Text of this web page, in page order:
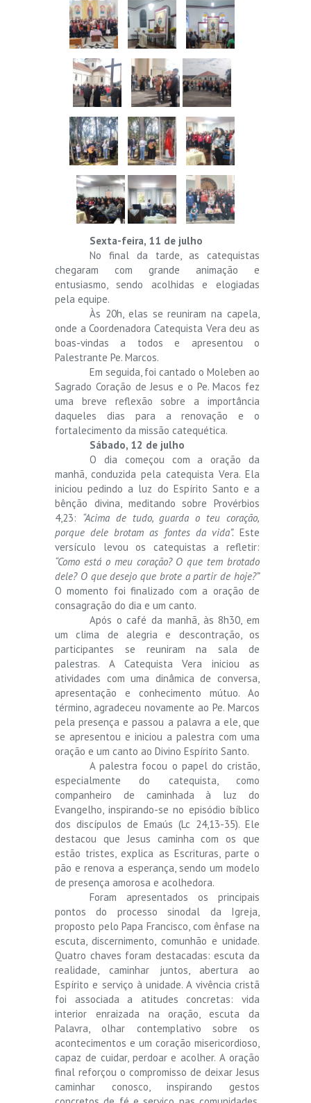
Sexta-feira, 11 de julho
No final da tarde, as catequistas
chegaram com grande animação e
entusiasmo, sendo acolhidas e elogiadas
pela equipe.
Às 20h, elas se reuniram na capela,
onde a Coordenadora Catequista Vera deu as
boas-vindas a todos e apresentou o
Palestrante Pe. Marcos.
Em seguida, foi cantado o Moleben ao
Sagrado Coração de Jesus e o Pe. Macos fez
uma breve reflexão sobre a importância
daqueles dias para a renovação e o
fortalecimento da missão catequética.
Sábado, 12 de julho
O dia começou com a oração da
manhã, conduzida pela catequista Vera. Ela
iniciou pedindo a luz do Espírito Santo e a
bênção divina, meditando sobre Provérbios
4,23: “Acima de tudo, guarda o teu coração,
porque dele brotam as fontes da vida”.Este
versículo levou os catequistas a refletir:
“Como está o meu coração? O que tem brotado
dele? O que desejo que brote a partir de hoje?”
O momento foi finalizado com a oração de
consagração do dia e um canto.
Após o café da manhã, às 8h30, em
um clima de alegria e descontração, os
participantes se reuniram na sala de
palestras. A Catequista Vera iniciou as
atividades com uma dinâmica de conversa,
apresentação e conhecimento mútuo. Ao
término, agradeceu novamente ao Pe. Marcos
pela presença e passou a palavra a ele, que
se apresentou e iniciou a palestra com uma
oração e um canto ao Divino Espírito Santo.
A palestra focou o papel do cristão,
especialmente do catequista, como
companheiro de caminhada à luz do
Evangelho, inspirando-se no episódio bíblico
dos discípulos de Emaús (Lc 24,13-35). Ele
destacou que Jesus caminha com os que
estão tristes, explica as Escrituras, parte o
pão e renova a esperança, sendo um modelo
de presença amorosa e acolhedora.
Foram apresentados os principais
pontos do processo sinodal da Igreja,
proposto pelo Papa Francisco, com ênfase na
escuta, discernimento, comunhão e unidade.
Quatro chaves foram destacadas: escuta da
realidade, caminhar juntos, abertura ao
Espírito e serviço à unidade. A vivência cristã
foi associada a atitudes concretas: vida
interior enraizada na oração, escuta da
Palavra, olhar contemplativo sobre os
acontecimentos e um coração misericordioso,
capaz de cuidar, perdoar e acolher. A oração
final reforçou o compromisso de deixar Jesus
caminhar conosco, inspirando gestos